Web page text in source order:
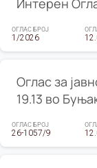
Интерен
ОГЛАС БРОЈ
1/2026
Оглас за
19.13 во
ОГЛАС БРОЈ
26-1057/9